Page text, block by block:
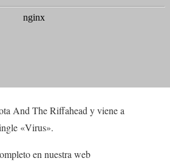
And The Riffahead y viene a
«Virus».
en nuestra web